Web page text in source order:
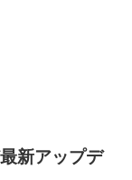
新アップデ